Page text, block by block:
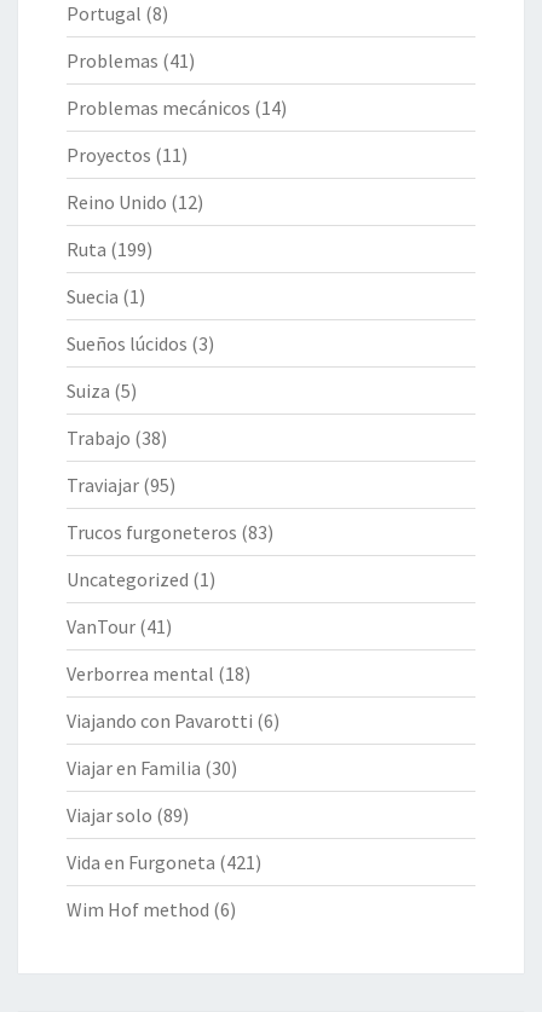
Portugal (8)
Problemas (41)
Problemas mecánicos (14)
Proyectos (11)
Reino Unido (12)
Ruta (199)
Suecia (1)
Sueños lúcidos (3)
Suiza (5)
Trabajo (38)
Traviajar (95)
Trucos furgoneteros (83)
Uncategorized (1)
VanTour (41)
Verborrea mental (18)
Viajando con Pavarotti (6)
Viajar en Familia (30)
Viajar solo (89)
Vida en Furgoneta (421)
Wim Hof method (6)